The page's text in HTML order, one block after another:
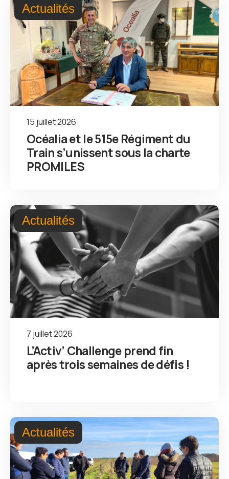
Actualités
15 juillet 2026
Océalia et le 515e Régiment du
Train s’unissent sous la charte
PROMILES
Actualités
7 juillet 2026
L’Activ’ Challenge prend fin
après trois semaines de défis !
Actualités